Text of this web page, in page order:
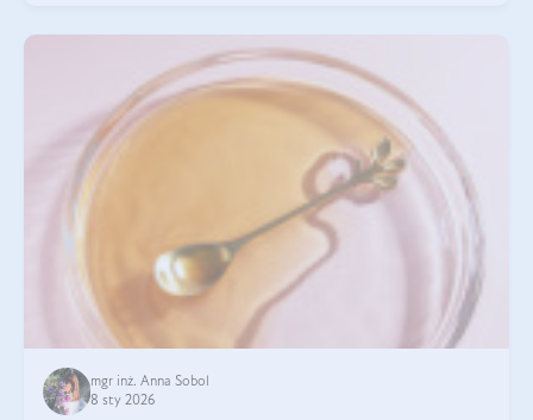
mgr inż. Anna Sobol
8 sty 2026